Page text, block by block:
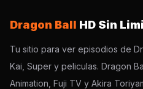
Dragon Ball HD Sin
Tu sitio para ver episodios de
Kai, Super y peliculas. Dragon
Animation, Fuji TV y Akira